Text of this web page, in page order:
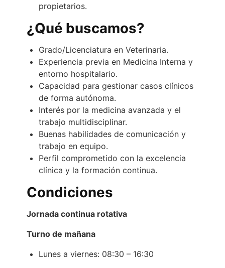
propietarios.
¿Qué buscamos?
Grado/Licenciatura en Veterinaria.
Experiencia previa en Medicina Interna y
entorno hospitalario.
Capacidad para gestionar casos clínicos
de forma autónoma.
Interés por la medicina avanzada y el
trabajo multidisciplinar.
Buenas habilidades de comunicación y
trabajo en equipo.
Perfil comprometido con la excelencia
clínica y la formación continua.
Condiciones
Jornada continua rotativa
Turno de mañana
Lunes a viernes: 08:30 – 16:30